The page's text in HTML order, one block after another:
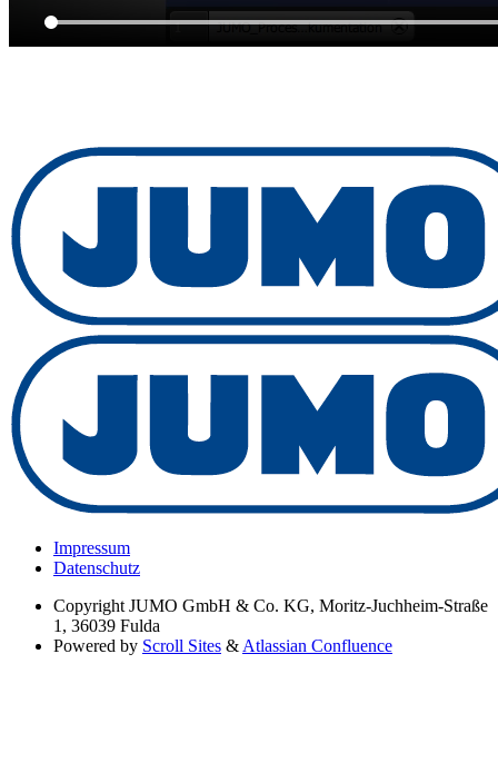
Impressum
Datenschutz
Copyright JUMO GmbH & Co. KG, Moritz-Juchheim-Straße
1, 36039 Fulda
Powered by Scroll Sites & Atlassian Confluence